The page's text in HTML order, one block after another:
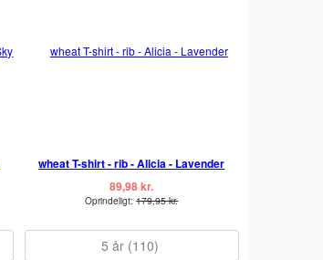
wheat T-shirt - rib - Alicia - Lavender
89,98 kr.
Oprindeligt:179,95 kr.
5 år (110)